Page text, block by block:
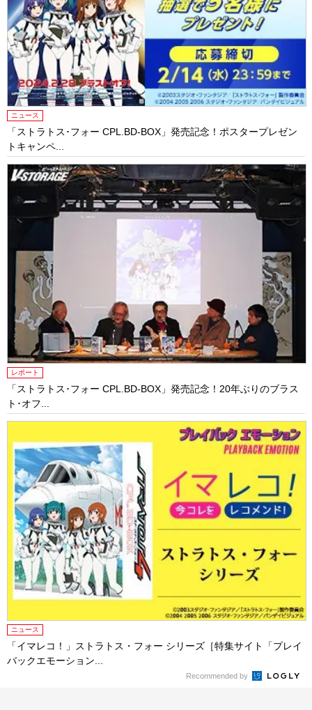
ニュース
「ストラトス･フォー CPL.BD-BOX」発売記念！ポスタープレゼン
トキャンペ...
レポート
「ストラトス･フォー CPL.BD-BOX」発売記念！20年ぶりのブラス
ト･オフ...
ニュース
「イマレコ！」ストラトス・フォー シリーズ［特集サイト「プレイ
バックエモーション...
Recommended by